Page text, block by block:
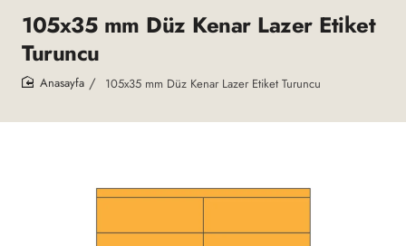
105x35 mm Düz Kenar Lazer Etiket
Turuncu
105x35 mm Düz Kenar Lazer Etiket Turuncu